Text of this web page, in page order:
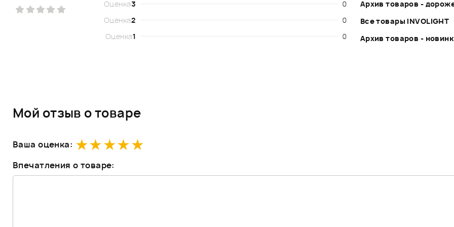
Оценка3
0
Оценка2
0
Оценка1 0
Архив товаров -
Все товары INVOLIGHT
Архив товаров -
Мой отзыв о товаре
Ваша оценка:
Впечатления о товаре: